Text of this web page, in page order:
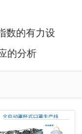
数的有力设
的分析